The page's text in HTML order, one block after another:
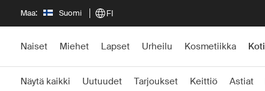
Maa: Suomi FI
Naiset Miehet Lapset Urheilu Kosmetiikka Koti
Näytä kaikki Uutuudet Tarjoukset Keittiö Astiat